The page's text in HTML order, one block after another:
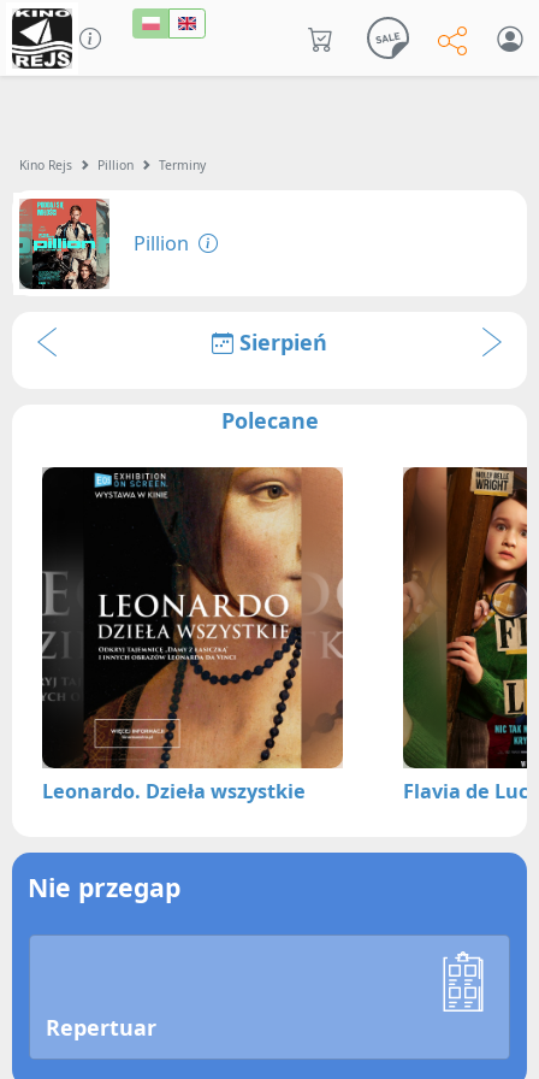
Kino Rejs Pillion Terminy
Pillion
Sierpień
Polecane
Leonardo. Dzieła wszystkie Flavia de Luce
Nie przegap
Repertuar